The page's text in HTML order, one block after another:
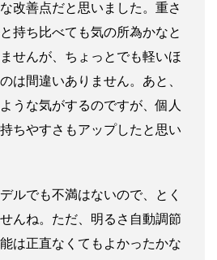
改善点だと思いました。重さ
持ち比べても気の所為かなと
せんが、ちょっとでも軽いほ
は間違いありません。あと、
うな気がするのですが、個人
ちやすさもアップしたと思い
ルでも不満はないので、とく
んね。ただ、明るさ自動調節
は正直なくてもよかったかな